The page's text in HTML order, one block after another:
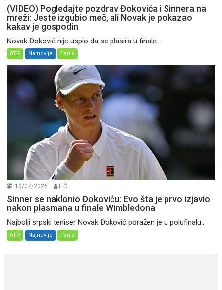
(VIDEO) Pogledajte pozdrav Đokovića i Sinnera na
mreži: Jeste izgubio meč, ali Novak je pokazao
kakav je gospodin
Novak Đoković nije uspio da se plasira u finale...
ATP Najnovije Tenis
10/07/2026 I. Ć.
Sinner se naklonio Đokoviću: Evo šta je prvo izjavio
nakon plasmana u finale Wimbledona
Najbolji srpski teniser Novak Đoković poražen je u polufinalu...
ATP Najnovije Tenis